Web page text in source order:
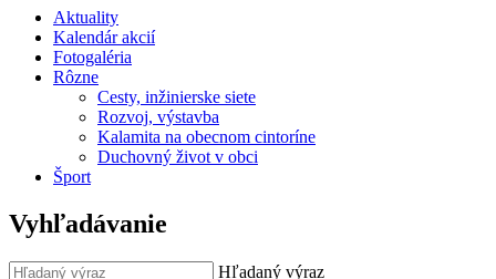
Aktuality
Kalendár akcií
Fotogaléria
Rôzne
Cesty, inžinierske siete
Rozvoj, výstavba
Kalamita na obecnom cintoríne
Duchovný život v obci
Šport
Vyhľadávanie
Hľadaný výraz